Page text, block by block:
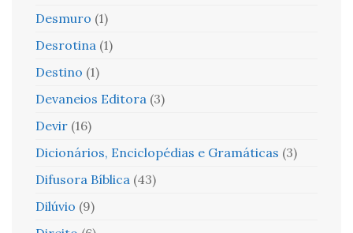
Desmuro (1)
Desrotina (1)
Destino (1)
Devaneios Editora (3)
Devir (16)
Dicionários, Enciclopédias e Gramáticas (3)
Difusora Bíblica (43)
Dilúvio (9)